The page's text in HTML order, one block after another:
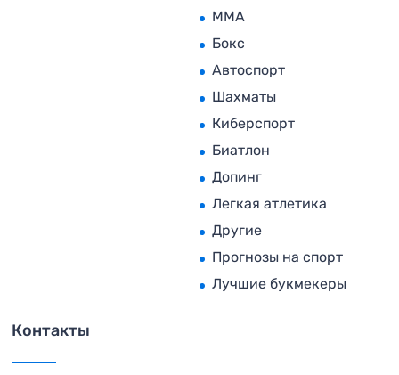
MMA
Бокс
Автоспорт
Шахматы
Киберспорт
Биатлон
Допинг
Легкая атлетика
Другие
Прогнозы на спорт
Лучшие букмекеры
Контакты